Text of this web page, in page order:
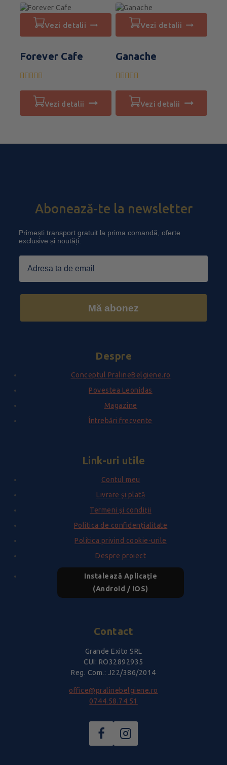
vezi detalii
Forever Cafe
vezi detalii
vezi detalii
Ganache
vezi detalii
Abonează-te la newsletter
Primești transport gratuit la prima comandă, oferte
exclusive și noutăți.
Email
Mă abonez
Despre
Conceptul PralineBelgiene.ro
Povestea Leonidas
Magazine
Întrebări frecvente
Link-uri utile
Contul meu
Livrare și plată
Termeni și condiții
Politica de confidențialitate
Politica privind cookie-urile
Despre proiect
Instalează Aplicație
(Android / iOS)
Contact
Grande Exito SRL
CUI: RO32892935
Reg. Com.: J22/386/2014
office@pralinebelgiene.ro
0744.58.74.51